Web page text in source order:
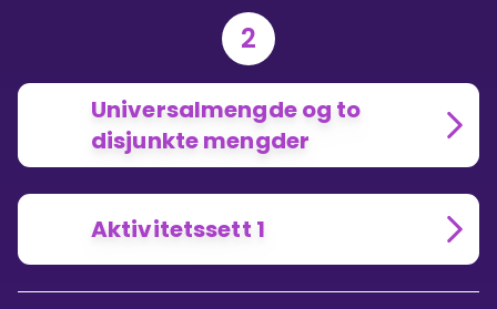
2
Universalmengde og to
disjunkte mengder
Aktivitetssett 1